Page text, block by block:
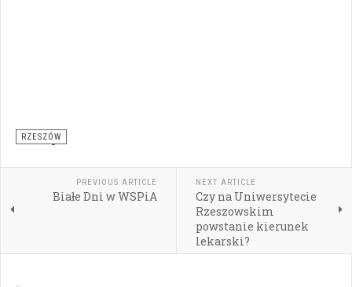
RZESZÓW
PREVIOUS ARTICLE
Białe Dni w WSPiA
NEXT ARTICLE
Czy na Uniwersytecie
Rzeszowskim
powstanie kierunek
lekarski?